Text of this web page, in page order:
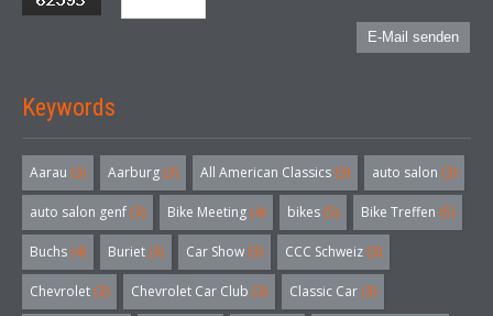
E-Mail senden
Keywords
Aarau (3) Aarburg (3) All American Classics (3) auto salon (3)
auto salon genf (3) Bike Meeting (4) bikes (5) Bike Treffen (5)
Buchs (4) Buriet (3) Car Show (3) CCC Schweiz (3)
Chevrolet (3) Chevrolet Car Club (3) Classic Car (3)